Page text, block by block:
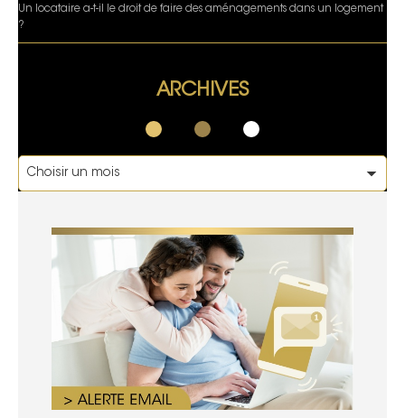
Un locataire a-t-il le droit de faire des aménagements dans un logement
?
ARCHIVES